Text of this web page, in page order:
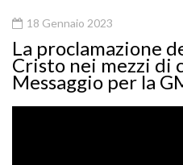
18 Gennaio 2023
La proclamazione
Cristo nei mezzi di
Messaggio per la